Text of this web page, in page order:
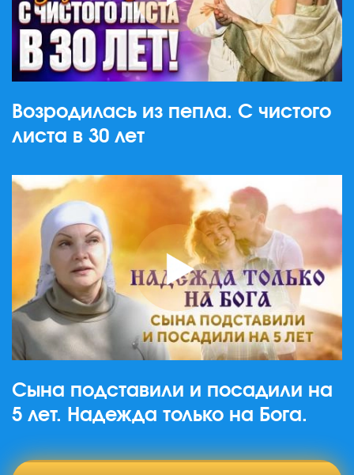
Возродилась из пепла. С чистого
листа в 30 лет
Сына подставили и посадили на
5 лет. Надежда только на Бога.